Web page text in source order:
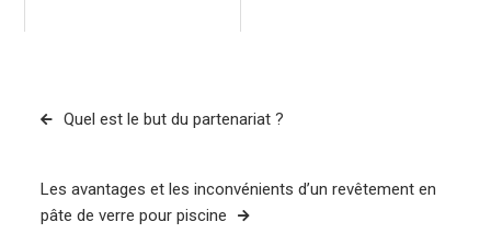
Navigation
Quel est le but du partenariat ?
Les avantages et les inconvénients d’un revêtement en
pâte de verre pour piscine